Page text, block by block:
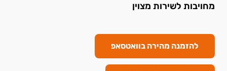
מחויבות לשירות מצוין
להזמנה מהירה בוואטסאפ